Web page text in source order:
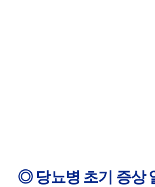
◎ 당뇨병 초기 증상